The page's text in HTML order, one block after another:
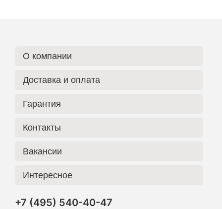
О компании
Доставка и оплата
Гарантия
Контакты
Вакансии
Интересное
+7 (495) 540-40-47